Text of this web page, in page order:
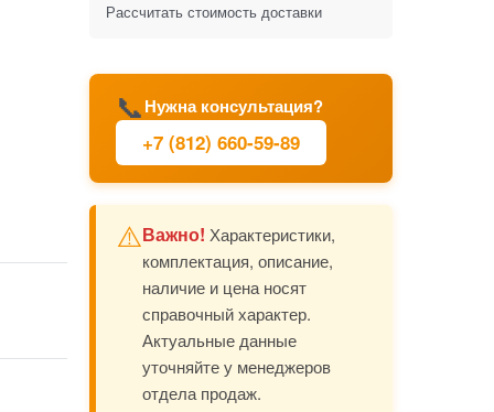
📞Нужна консультация?
+7 (812) 660-59-89
⚠️Важно! Характеристики,
комплектация, описание,
наличие и цена носят
справочный характер.
Актуальные данные
уточняйте у менеджеров
отдела продаж.
Рассчитать стоимость доставки